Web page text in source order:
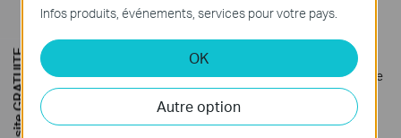
4. Connectez votre téléphone à votre robot aspirateur.
5. Sélectionnez votre Wi-Fi domestique et entrez le mot de passe
Wi-Fi.
Remarque : seul le Wi-Fi 2,4 GHz est pris en charge.
Infos produits, événements, services pour votre pays.
OK
Autre option